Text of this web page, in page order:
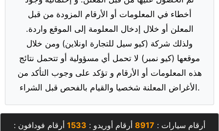
أخطاء في المعلومات أو الأرقام المزودة من قبل
المعلن أو خلال إدخال المعلومة إلى الموقع واردة.
ولذلك شركة (كيو سيل للتجارة اونلاين) ومن خلال
موقعها (كيو نمبر) لا تحمل أي مسؤولية أو تتحمل نتائج
هذه المعلومات أو الأرقام و تؤكد على وجوب التأكد من
الأغراض المعلنة شخصيا والقيام بالفحص قبل الشراء.
أرقام سيارات : 8917 أرقام أوريدو : 1533 أرقام فودافون :